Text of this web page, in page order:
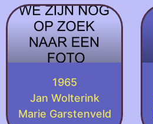
1965
Jan Wolterink
Marie Garstenveld